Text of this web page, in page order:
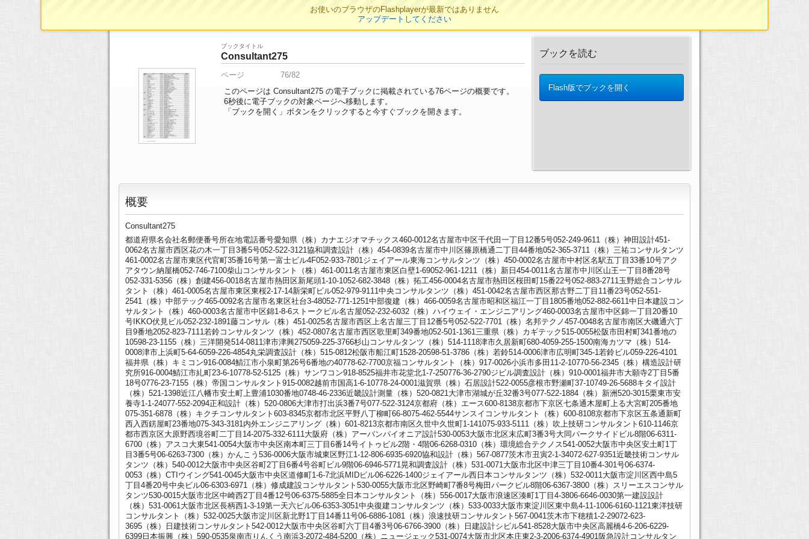
ブックタイトル
Consultant275
ページ
76/82
このページは Consultant275 の電子ブックに掲載されている76ページの概要です。
6秒後に電子ブックの対象ページへ移動します。
「ブックを開く」ボタンをクリックすると今すぐブックを開きます。
ブックを読む
Flash版でブックを開く
概要
Consultant275
都道府県名会社名郵便番号所在地電話番号愛知県（株）カナエジオマチックス460-0012名古屋市中区千代田一丁目12番5号052-249-9611（株）神田設計451-
0062名古屋市西区花の木一丁目3番5号052-522-3121協和調査設計（株）454-0839名古屋市中川区篠原橋通二丁目44番地052-365-3711（株）三祐コンサルタンツ
461-0002名古屋市東区代官町35番16号第一富士ビル4F052-933-7801ジェイアール東海コンサルタンツ（株）450-0002名古屋市中村区名駅五丁目33番10号アク
アタウン納屋橋052-746-7100柴山コンサルタント（株）461-0011名古屋市東区白壁1-69052-961-1211（株）新日454-0011名古屋市中川区山王一丁目8番28号
052-331-5356（株）創建456-0018名古屋市熱田区新尾頭1-10-1052-682-3848（株）拓工456-0004名古屋市熱田区桜田町15番22号052-883-2711玉野総合コンサル
タント（株）461-0005名古屋市東区東桜2-17-14新栄町ビル052-979-9111中央コンサルタンツ（株）451-0042名古屋市西区那古野二丁目11番23号052-551-
2541（株）中部テック465-0092名古屋市名東区社台3-48052-771-1251中部復建（株）466-0059名古屋市昭和区福江一丁目1805番地052-882-6611中日本建設コン
サルタント（株）460-0003名古屋市中区錦1-8-6ストークビル名古屋052-232-6032（株）ハイウェイ・エンジニアリング460-0003名古屋市中区錦一丁目20番10
号IKKO伏見ビル052-232-1891藤コンサル（株）451-0025名古屋市西区上名古屋三丁目12番5号052-522-7701（株）名邦テクノ457-0048名古屋市南区大磯通六丁
目9番地2052-823-7111若鈴コンサルタンツ（株）452-0807名古屋市西区歌里町349番地052-501-1361三重県（株）カギテック515-0055松阪市田村町341番地の
10598-23-1155（株）三洋開発514-0811津市津興275059-225-3766杉山コンサルタンツ（株）514-1118津市久居新町680-4059-255-1500南海カツマ（株）514-
0008津市上浜町5-64-6059-226-4854丸栄調査設計（株）515-0812松阪市船江町1528-20598-51-3786（株）若鈴514-0006津市広明町345-1若鈴ビル059-226-4101
福井県（株）キミコン916-0084鯖江市小泉町第26号6番地の40778-62-7700京福コンサルタント（株）917-0026小浜市多田11-2-10770-56-2345（株）構造設計研
究所916-0004鯖江市糺町23-6-10778-52-5125（株）サンワコン918-8525福井市花堂北1-7-250776-36-2790ジビル調査設計（株）910-0001福井市大願寺2丁目5番
18号0776-23-7155（株）帝国コンサルタント915-0082越前市国高1-6-10778-24-0001滋賀県（株）石居設計522-0055彦根市野瀬町37-10749-26-5688キタイ設計
（株）521-1398近江八幡市安土町上豊浦1030番地0748-46-2336近畿設計測量（株）520-0821大津市湖城が丘32番3号077-522-1884（株）新洲520-3015栗東市安
養寺1-1-24077-552-2094正和設計（株）520-0806大津市打出浜3番7号077-522-3124京都府（株）エース600-8138京都市下京区七条通木屋町上る大宮町205番地
075-351-6878（株）キクチコンサルタント603-8345京都市北区平野八丁柳町66-8075-462-5544サンスイコンサルタント（株）600-8108京都市下京区五条通新町
西入西錺屋町23番地075-343-3181内外エンジニアリング（株）601-8213京都市南区久世中久世町1-141075-933-5111（株）吹上技研コンサルタント610-1146京
都市西京区大原野西境谷町二丁目14-2075-332-6111大阪府（株）アーバンパイオニア設計530-0053大阪市北区末広町3番3号大同パークサイドビル8階06-6311-
6700（株）アスコ大東541-0054大阪市中央区南本町三丁目6番14号イトゥビル2階・4階06-6268-0310（株）環境総合テクノス541-0052大阪市中央区安土町1丁
目3番5号06-6263-7300（株）かんこう536-0006大阪市城東区野江1-12-806-6935-6920協和設計（株）567-0877茨木市丑寅2-1-34072-627-9351近畿技術コンサル
タンツ（株）540-0012大阪市中央区谷町2丁目6番4号谷町ビル9階06-6946-5771晃和調査設計（株）531-0071大阪市北区中津三丁目10番4-301号06-6374-
0053（株）CTIウイング541-0045大阪市中央区道修町1-6-7北浜MIDビル06-6226-1400ジェイアール西日本コンサルタンツ（株）532-0011大阪市淀川区西中島5
丁目4番20号中央ビル06-6303-6971（株）修成建設コンサルタント530-0055大阪市北区野崎町7番8号梅田パークビル8階06-6367-3800（株）スリーエスコンサル
タンツ530-0015大阪市北区中崎西2丁目4番12号06-6375-5885全日本コンサルタント（株）556-0017大阪市浪速区湊町1丁目4-3806-6646-0030第一建設設計
（株）531-0061大阪市北区長柄西1-3-19第一天六ビル06-6353-3051中央復建コンサルタンツ（株）533-0033大阪市東淀川区東中島4-11-1006-6160-1121東洋技研
コンサルタント（株）532-0025大阪市淀川区新北野1丁目14番11号06-6886-1081（株）浪速技研コンサルタント567-0041茨木市下穂積1-2-29072-623-
3695（株）日建技術コンサルタント542-0012大阪市中央区谷町六丁目4番3号06-6766-3900（株）日建設計シビル541-8528大阪市中央区高麗橋4-6-206-6229-
6399日本振興（株）590-0535泉南市りんくう南浜3-2072-484-5200（株）ニュージェック531-0074大阪市北区本庄東2-3-2006-6374-4901阪急設計コンサルタン
お使いのブラウザのFlashplayerが最新ではありません
アップデートしてください